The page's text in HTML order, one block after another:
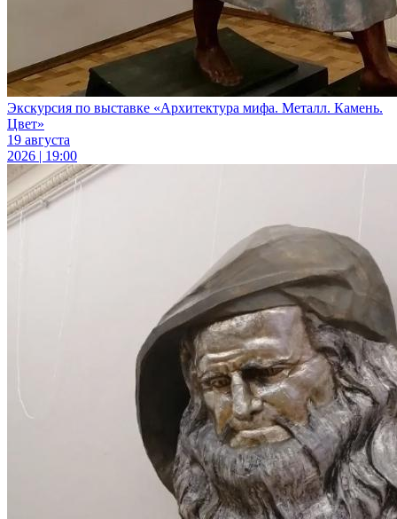
Экскурсия по выставке «Архитектура мифа. Металл. Камень.
Цвет»
19 августа
2026 | 19:00